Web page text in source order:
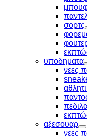
σορτς
υποδηματα
νεες
αξεσουαρ
νεες